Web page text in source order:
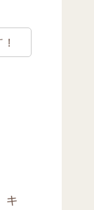
キ